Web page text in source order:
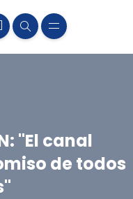
"El canal
de todos